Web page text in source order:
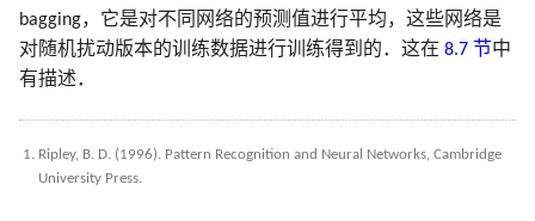
bagging，它是对不同网络的预测值进行平均，这些网络是
对随机扰动版本的训练数据进行训练得到的．这在 8.7 节中
有描述．
Ripley, B. D. (1996). Pattern Recognition and Neural Networks, Cambridge
University Press.